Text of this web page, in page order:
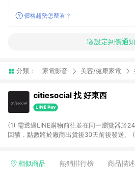
價格趨勢怎麼看？
設定到價通知
分類： 家電影音 美容/健康家電
citiesocial 找 好東西
(1) 需透過LINE購物前往並在同一瀏覽器於
回饋，點數將於廠商出貨後30天前後發送。 (2) 請注意：透過
相似商品 熱銷排行榜 商品描述